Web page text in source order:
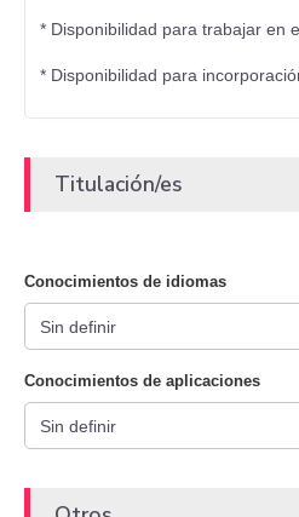
* Disponibilidad para trabajar en
* Disponibilidad para
Titulación/es
Conocimientos de idiomas
Conocimientos de aplicaciones